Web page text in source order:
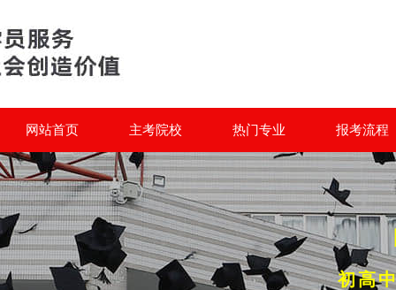
网站首页 主考院校 热门专业 报考流程
初高